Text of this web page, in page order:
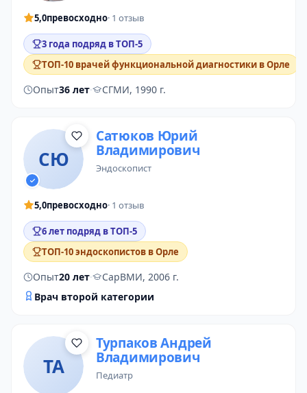
5,0превосходно· 1 отзыв
3 года подряд в ТОП-5
ТОП-10 врачей функциональной диагностики в Орле
Опыт36 лет· СГМИ, 1990 г.
СЮ
Сатюков Юрий
Владимирович
эндоскопист
5,0превосходно· 1 отзыв
6 лет подряд в ТОП-5
ТОП-10 эндоскопистов в Орле
Опыт20 лет·
СарВМИ, 2006 г.
Врач второй категории
ТА
Турпаков Андрей
Владимирович
педиатр